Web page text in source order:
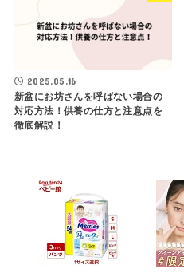
2025.05.16
新盆にお坊さんを呼ばない場合の
対応方法！供養の仕方と注意点を
徹底解説！